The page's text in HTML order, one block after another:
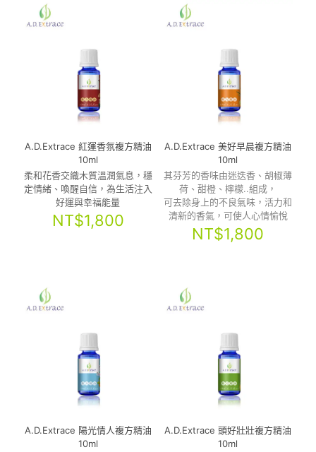
A.D.Extrace 紅運香氛複方精油
10ml
柔和花香交織木質溫潤氣息，穩
定情緒、喚醒自信，為生活注入
好運與幸福能量
NT$1,800
A.D.Extrace 美好早晨複方精油
10ml
其芬芳的香味由迷迭香、胡椒薄
荷、甜橙、檸檬..組成，
可去除身上的不良氣味，活力和
清新的香氣，可使人心情愉悅
NT$1,800
A.D.Extrace 陽光情人複方精油
10ml
A.D.Extrace 頭好壯壯複方精油
10ml